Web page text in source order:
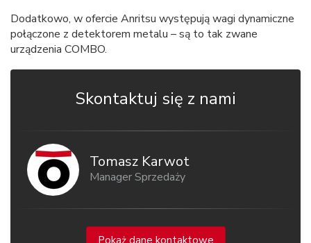
Dodatkowo, w ofercie Anritsu występują wagi dynamiczne
połączone z detektorem metalu – są to tak zwane
urządzenia COMBO.
Skontaktuj się z nami
Tomasz Karwot
Manager Sprzedaży